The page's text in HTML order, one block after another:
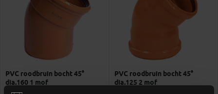
PVC roodbruin bocht 45°
dia.160 1 mof
PVC roodbruin bocht 45°
dia.125 2 mof